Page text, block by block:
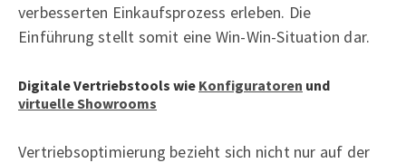
verbesserten Einkaufsprozess erleben. Die
Einführung stellt somit eine Win-Win-Situation dar.
Digitale Vertriebstools wie Konfiguratoren und
virtuelle Showrooms
Vertriebsoptimierung bezieht sich nicht nur auf der